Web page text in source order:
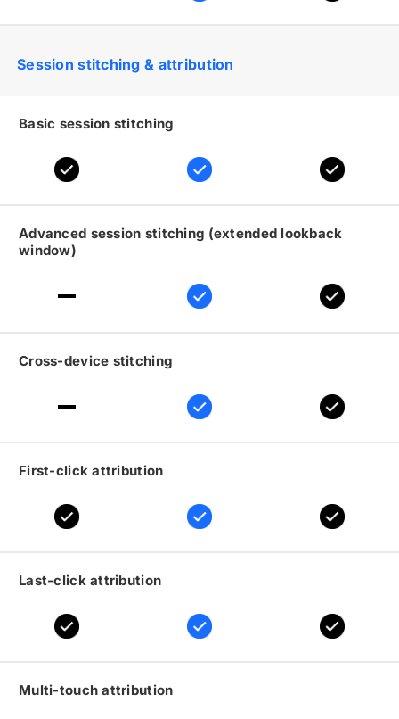
Session stitching& attribution
Basic session stitching
Advanced session stitching (extended lookback
window)
Cross-device stitching
First-click attribution
Last-click attribution
Multi-touch attribution